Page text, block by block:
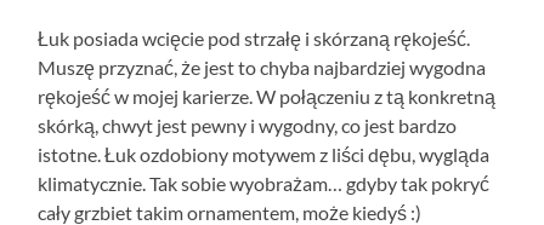
Łuk posiada wcięcie pod strzałę i skórzaną rękojeść.
Muszę przyznać, że jest to chyba najbardziej wygodna
rękojeść w mojej karierze. W połączeniu z tą konkretną
skórką, chwyt jest pewny i wygodny, co jest bardzo
istotne. Łuk ozdobiony motywem z liści dębu, wygląda
klimatycznie. Tak sobie wyobrażam… gdyby tak pokryć
cały grzbiet takim ornamentem, może kiedyś :)